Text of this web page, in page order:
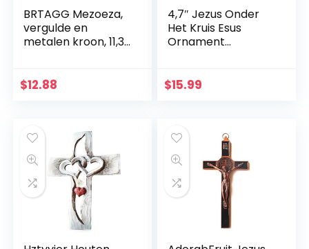
BRTAGG Mezoeza,
vergulde en
metalen kroon, 11,3
$12.88
4,7″ Jezus Onder
Het Kruis Esus
Ornament
Kerstmis
$15.99